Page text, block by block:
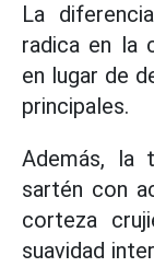
La
radica en la
en lugar de
principales.
Además, la
sartén con
corteza
suavidad